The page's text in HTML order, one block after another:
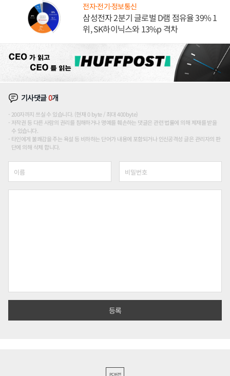
전자·전기·정보통신
삼성전자 2분기 글로벌 D램 점유율 39% 1
위, SK하이닉스와 13%p 격차
기사댓글0개
200자까지 쓰실 수 있습니다. (현재 0 byte / 최대 400byte)
저작권 등 다른 사람의 권리를 침해하거나 명예를 훼손하는 댓글은 관련 법률에 의해 제재를 받을
수 있습니다.
타인에게 불쾌감을 주는 욕설 등 비하하는 단어가 내용에 포함되거나 인신공격성 글은 관리자의 판
단에 의해 삭제 합니다.
PC버전